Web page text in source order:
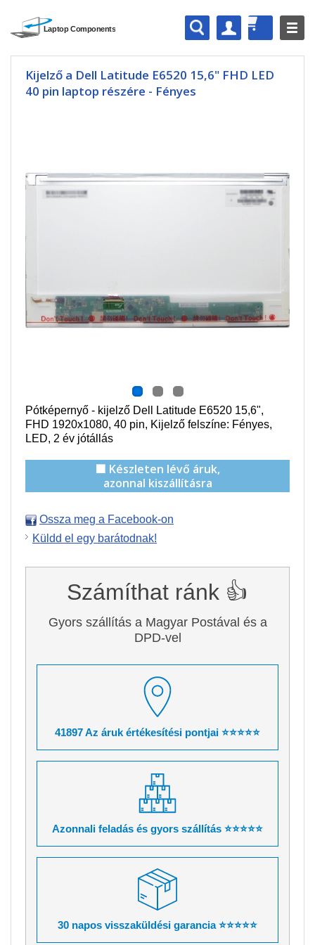
Kijelző a Dell Latitude E6520 15,6" FHD LED
40 pin laptop részére - Fényes
Pótképernyő - kijelző Dell Latitude E6520 15,6",
FHD 1920x1080, 40 pin, Kijelző felszíne: Fényes,
LED, 2 év jótállás
🟩 Készleten lévő áruk,
azonnal kiszállításra
Ossza meg a Facebook-on
Küldd el egy barátodnak!
Számíthat ránk 👍
Gyors szállítás a Magyar Postával és a
DPD-vel
41897 Az áruk értékesítési pontjai ⭐⭐⭐⭐⭐
Azonnali feladás és gyors szállítás ⭐⭐⭐⭐⭐
30 napos visszaküldési garancia ⭐⭐⭐⭐⭐